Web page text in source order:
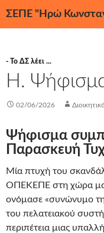
- Το ΔΣ λέει ...
Η.
02/06/2026
Ψήφισμα
Παρασκευή
Μία πτυχή του
ΟΠΕΚΕΠΕ στη χώρα
ονόμασε «συνώνυμο
του πελατειακού
περιπέτεια μιας